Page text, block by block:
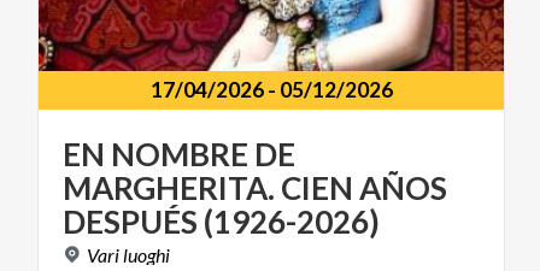
17/04/2026- 05/12/2026
EN NOMBRE DE
MARGHERITA. CIEN AÑOS
DESPUÉS (1926-2026)
Vari luoghi